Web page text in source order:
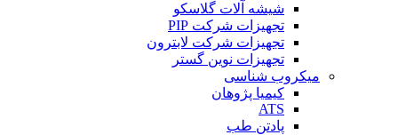
شیشه آلات گلاسکو
تجهیزات شرکت PIP
تجهیزات شرکت لابترون
تجهیزات نوین گستر
میکروب شناسی
کیمیا پژوهان
ATS
پادتن طب